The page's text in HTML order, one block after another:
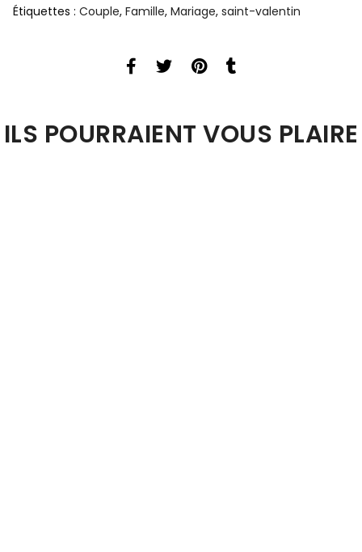
Étiquettes : Couple, Famille, Mariage, saint-valentin
ILS POURRAIENT VOUS PLAIRE